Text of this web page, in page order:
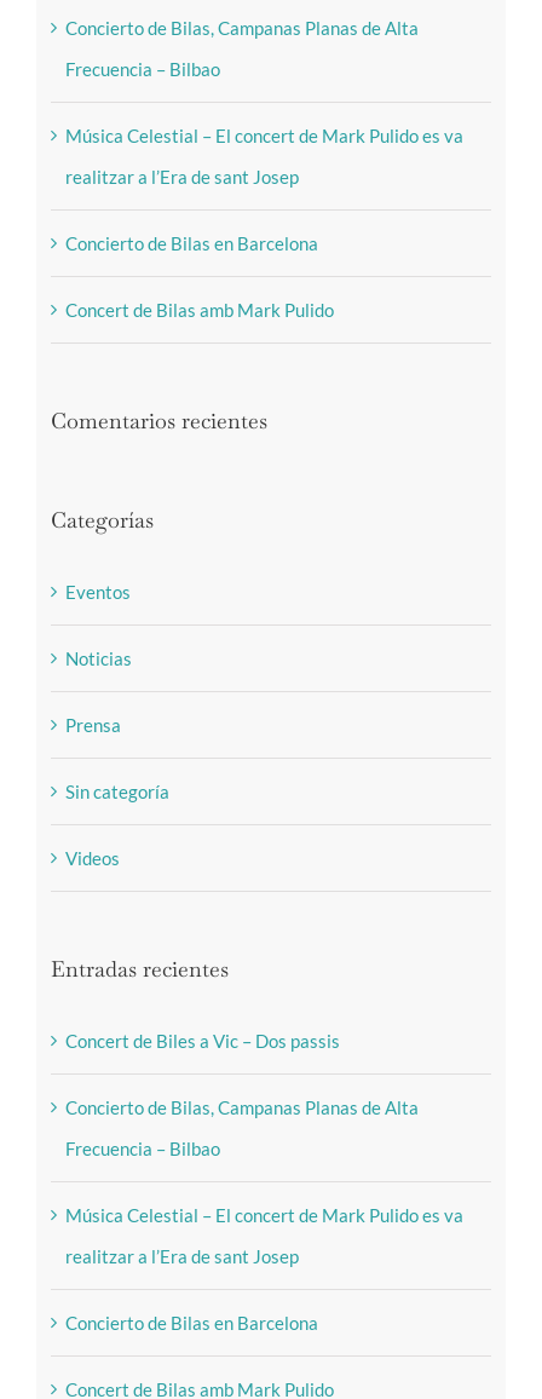
Concierto de Bilas, Campanas Planas de Alta
Frecuencia – Bilbao
Música Celestial – El concert de Mark Pulido es va
realitzar a l’Era de sant Josep
Concierto de Bilas en Barcelona
Concert de Bilas amb Mark Pulido
Comentarios recientes
Categorías
Eventos
Noticias
Prensa
Sin categoría
Videos
Entradas recientes
Concert de Biles a Vic – Dos passis
Concierto de Bilas, Campanas Planas de Alta
Frecuencia – Bilbao
Música Celestial – El concert de Mark Pulido es va
realitzar a l’Era de sant Josep
Concierto de Bilas en Barcelona
Concert de Bilas amb Mark Pulido